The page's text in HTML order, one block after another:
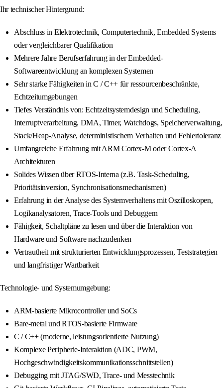
Ihr technischer Hintergrund:
Abschluss in Elektrotechnik, Computertechnik, Embedded Systems
oder vergleichbarer Qualifikation
Mehrere Jahre Berufserfahrung in der Embedded-
Softwareentwicklung an komplexen Systemen
Sehr starke Fähigkeiten in C / C++ für ressourcenbeschränkte,
Echtzeitumgebungen
Tiefes Verständnis von: Echtzeitsystemdesign und Scheduling,
Interruptverarbeitung, DMA, Timer, Watchdogs, Speicherverwaltung,
Stack/Heap-Analyse, deterministischem Verhalten und Fehlertoleranz
Umfangreiche Erfahrung mit ARM Cortex-M oder Cortex-A
Architekturen
Solides Wissen über RTOS-Interna (z.B. Task-Scheduling,
Prioritätsinversion, Synchronisationsmechanismen)
Erfahrung in der Analyse des Systemverhaltens mit Oszilloskopen,
Logikanalysatoren, Trace-Tools und Debuggern
Fähigkeit, Schaltpläne zu lesen und über die Interaktion von
Hardware und Software nachzudenken
Vertrautheit mit strukturierten Entwicklungsprozessen, Teststrategien
und langfristiger Wartbarkeit
Technologie- und Systemumgebung:
ARM-basierte Mikrocontroller und SoCs
Bare-metal und RTOS-basierte Firmware
C / C++ (moderne, leistungsorientierte Nutzung)
Komplexe Peripherie-Interaktion (ADC, PWM,
Hochgeschwindigkeitskommunikationsschnittstellen)
Debugging mit JTAG/SWD, Trace- und Messtechnik